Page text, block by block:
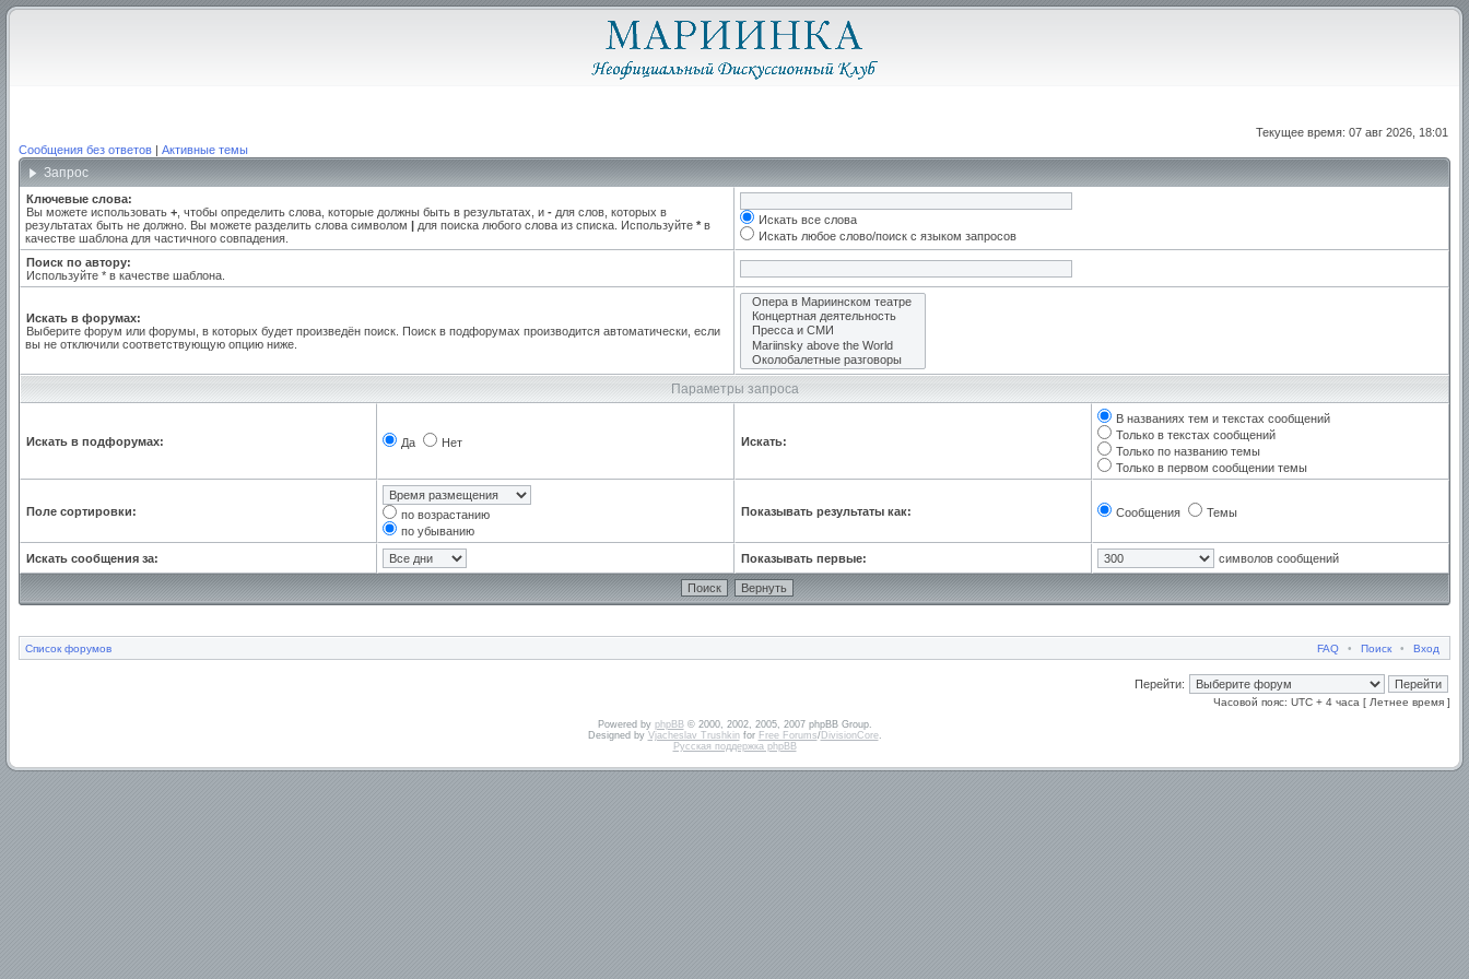
Текущее время: 07 авг 2026, 18:01
Сообщения без ответов | Активные темы
Запрос
Ключевые слова:
Вы можете использовать + , чтобы определить слова, которые должны быть в результатах, и - для слов, которых в
результатах быть не должно. Вы можете разделить слова символом | для поиска любого слова из списка. Используйте * в
качестве шаблона для частичного совпадения.
Искать все слова
Искать любое слово/поиск с языком запросов
Поиск по автору:
Используйте * в качестве шаблона.
Искать в форумах:
Выберите форум или форумы, в которых будет произведён поиск. Поиск в подфорумах производится автоматически, если
вы не отключили соответствующую опцию ниже.
Параметры запроса
Искать в подфорумах: Да Нет Искать:
В названиях тем и текстах сообщений
Только в текстах сообщений
Только по названию темы
Только в первом сообщении темы
Поле сортировки:
по возрастанию
по убыванию
Показывать результаты как: Сообщения Темы
Искать сообщения за: Показывать первые: символов сообщений
Список форумов FAQ • Поиск • Вход
Перейти:
Часовой пояс: UTC + 4 часа [ Летнее время ]
Powered by phpBB© 2000, 2002, 2005, 2007 phpBB Group.
Designed by Vjacheslav Trushkinfor Free Forums/DivisionCore.
Русская поддержка phpBB